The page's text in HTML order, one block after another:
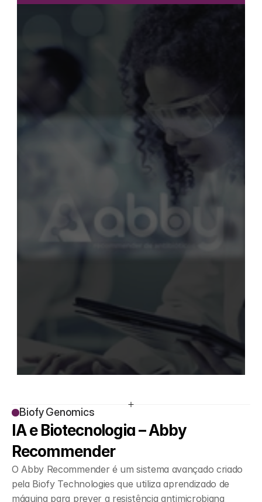
Biofy Genomics
IA e Biotecnologia – Abby
Recommender
O Abby Recommender é um sistema avançado criado
pela Biofy Technologies que utiliza aprendizado de
máquina para prever a resistência antimicrobiana